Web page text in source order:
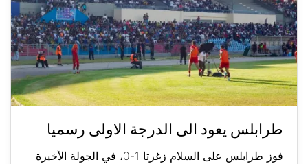
طرابلس يعود الى الدرجة الاولى رسميا
فوز طرابلس على السلام زغرتا 1-0، في الجولة الأخيرة